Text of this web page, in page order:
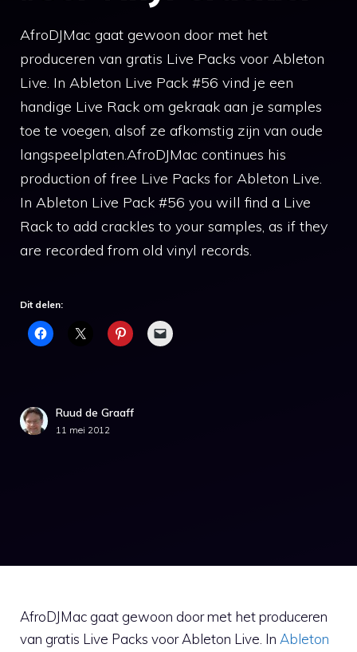
AfroDJMac gaat gewoon door met het
produceren van gratis Live Packs voor Ableton
Live. In Ableton Live Pack #56 vind je een
handige Live Rack om gekraak aan je samples
toe te voegen, alsof ze afkomstig zijn van oude
langspeelplaten.AfroDJMac continues his
production of free Live Packs for Ableton Live.
In Ableton Live Pack #56 you will find a Live
Rack to add crackles to your samples, as if they
are recorded from old vinyl records.
Dit delen:
Ruud de Graaff
11 mei 2012
AfroDJMac gaat gewoon door met het produceren
van gratis Live Packs voor Ableton Live. In Ableton